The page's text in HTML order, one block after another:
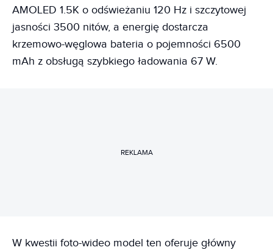
AMOLED 1.5K o odświeżaniu 120 Hz i szczytowej
jasności 3500 nitów, a energię dostarcza
krzemowo-węglowa bateria o pojemności 6500
mAh z obsługą szybkiego ładowania 67 W.
REKLAMA
W kwestii foto-wideo model ten oferuje główny